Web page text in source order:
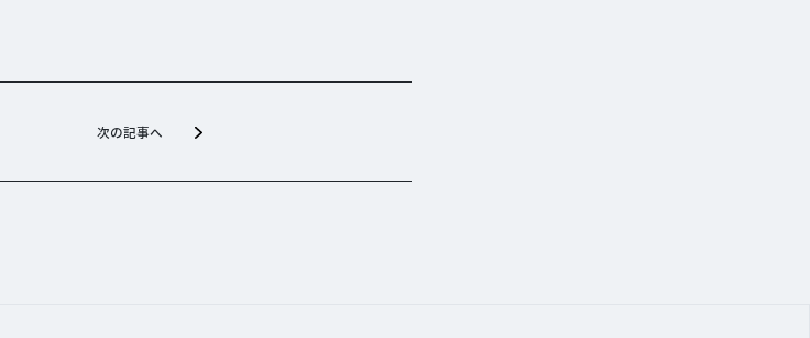
次の記事へ